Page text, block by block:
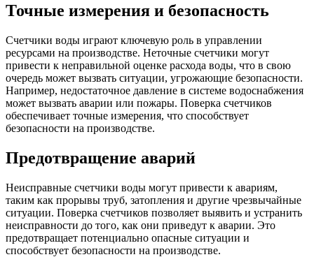
Точные измерения и безопасность
Счетчики воды играют ключевую роль в управлении
ресурсами на производстве. Неточные счетчики могут
привести к неправильной оценке расхода воды, что в свою
очередь может вызвать ситуации, угрожающие безопасности.
Например, недостаточное давление в системе водоснабжения
может вызвать аварии или пожары. Поверка счетчиков
обеспечивает точные измерения, что способствует
безопасности на производстве.
Предотвращение аварий
Неисправные счетчики воды могут привести к авариям,
таким как прорывы труб, затопления и другие чрезвычайные
ситуации. Поверка счетчиков позволяет выявить и устранить
неисправности до того, как они приведут к аварии. Это
предотвращает потенциально опасные ситуации и
способствует безопасности на производстве.